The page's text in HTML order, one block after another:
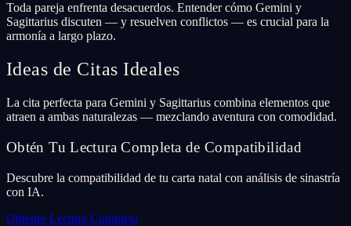
Toda pareja enfrenta desacuerdos. Entender cómo Gemini y
Sagittarius discuten — y resuelven conflictos — es crucial para la
armonía a largo plazo.
Ideas de Citas Ideales
La cita perfecta para Gemini y Sagittarius combina elementos que
atraen a ambas naturalezas — mezclando aventura con comodidad.
Obtén Tu Lectura Completa de Compatibilidad
Descubre la compatibilidad de tu carta natal con análisis de sinastría
con IA.
Obtener Lectura Completa